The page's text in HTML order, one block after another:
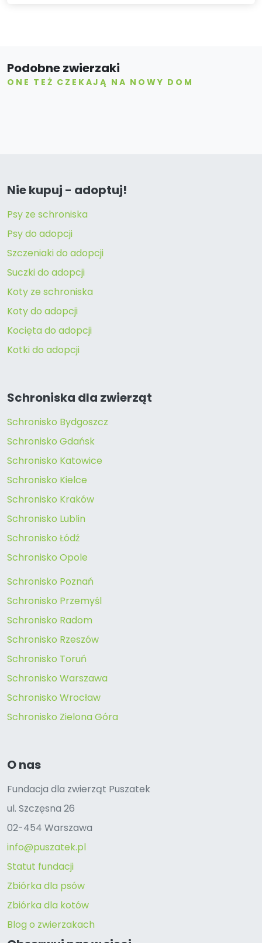
Podobne zwierzaki
ONE TEŻ CZEKAJĄ NA NOWY DOM
Nie kupuj - adoptuj!
Psy ze schroniska
Psy do adopcji
Szczeniaki do adopcji
Suczki do adopcji
Koty ze schroniska
Koty do adopcji
Kocięta do adopcji
Kotki do adopcji
Schroniska dla zwierząt
Schronisko Bydgoszcz
Schronisko Gdańsk
Schronisko Katowice
Schronisko Kielce
Schronisko Kraków
Schronisko Lublin
Schronisko Łódź
Schronisko Opole
Schronisko Poznań
Schronisko Przemyśl
Schronisko Radom
Schronisko Rzeszów
Schronisko Toruń
Schronisko Warszawa
Schronisko Wrocław
Schronisko Zielona Góra
O nas
Fundacja dla zwierząt Puszatek
ul. Szczęsna 26
02-454 Warszawa
info@puszatek.pl
Statut fundacji
Zbiórka dla psów
Zbiórka dla kotów
Blog o zwierzakach